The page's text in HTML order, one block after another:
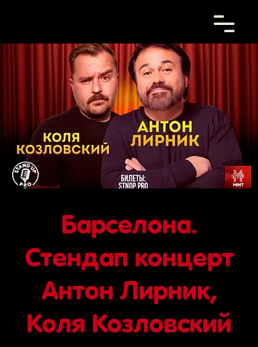
Барселона.
Стендап концерт
Антон Лирник,
Коля Козловский